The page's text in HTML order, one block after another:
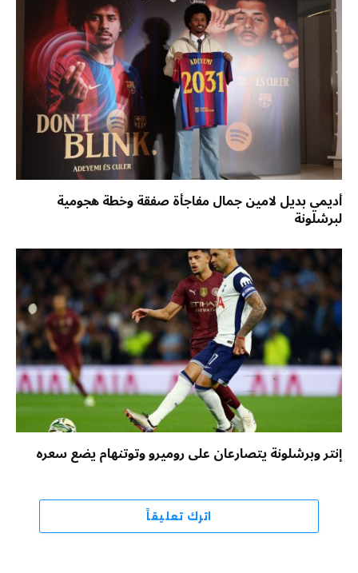
أديمي بديل لامين جمال مفاجأة صفقة وخطة هجومية
لبرشلونة
إنتر وبرشلونة يتصارعان على روميرو وتوتنهام يضع سعره
اترك تعليقاً